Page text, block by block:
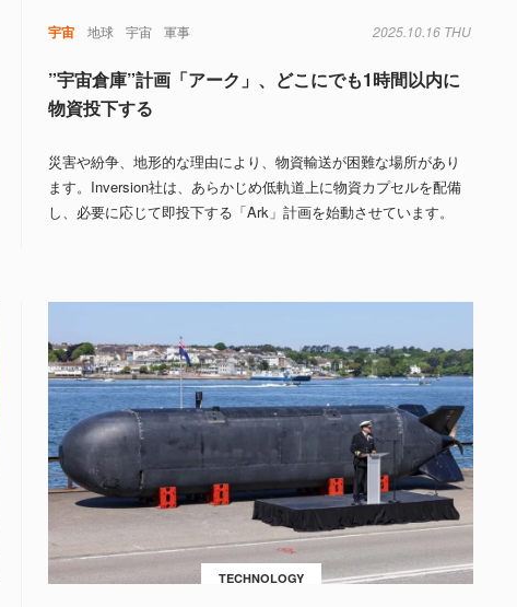
宇宙 地球 宇宙 軍事 2025.10.16 THU
”宇宙倉庫”計画「アーク」、どこにでも1時間以内に
物資投下する
災害や紛争、地形的な理由により、物資輸送が困難な場所があり
ます。Inversion社は、あらかじめ低軌道上に物資カプセルを配備
し、必要に応じて即投下する「Ark」計画を始動させています。
TECHNOLOGY